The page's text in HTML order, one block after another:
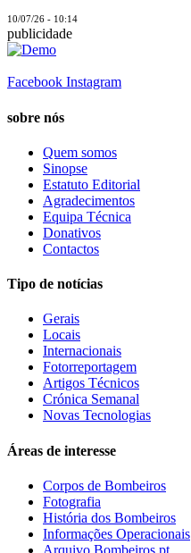
10/07/26 - 10:14
publicidade
Facebook Instagram
sobre nós
Quem somos
Sinopse
Estatuto Editorial
Agradecimentos
Equipa Técnica
Donativos
Contactos
Tipo de notícias
Gerais
Locais
Internacionais
Fotorreportagem
Artigos Técnicos
Crónica Semanal
Novas Tecnologias
Áreas de interesse
Corpos de Bombeiros
Fotografia
História dos Bombeiros
Informações Operacionais
Arquivo Bombeiros.pt